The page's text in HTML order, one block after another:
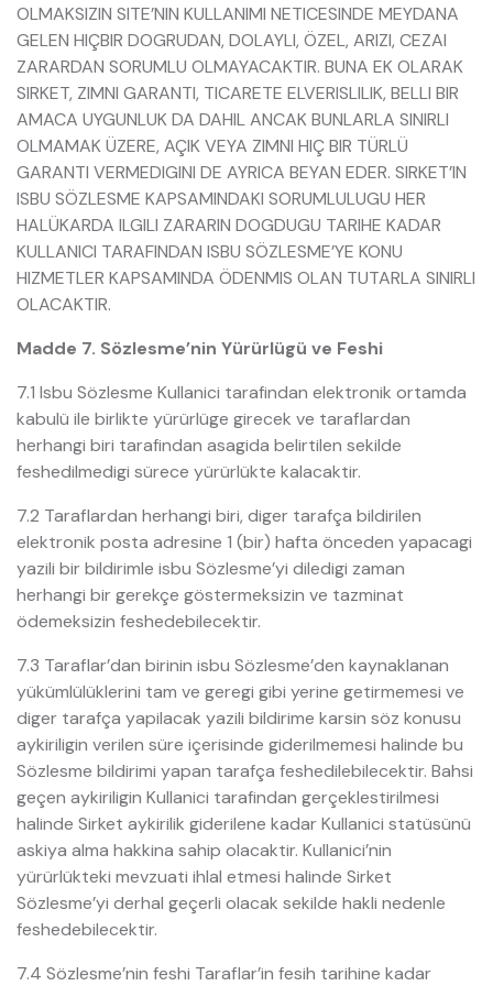
OLMAKSIZIN SITE’NIN KULLANIMI NETICESINDE MEYDANA
GELEN HIÇBIR DOGRUDAN, DOLAYLI, ÖZEL, ARIZI, CEZAI
ZARARDAN SORUMLU OLMAYACAKTIR. BUNA EK OLARAK
SIRKET, ZIMNI GARANTI, TICARETE ELVERISLILIK, BELLI BIR
AMACA UYGUNLUK DA DAHIL ANCAK BUNLARLA SINIRLI
OLMAMAK ÜZERE, AÇIK VEYA ZIMNI HIÇ BIR TÜRLÜ
GARANTI VERMEDIGINI DE AYRICA BEYAN EDER. SIRKET’IN
ISBU SÖZLESME KAPSAMINDAKI SORUMLULUGU HER
HALÜKARDA ILGILI ZARARIN DOGDUGU TARIHE KADAR
KULLANICI TARAFINDAN ISBU SÖZLESME’YE KONU
HIZMETLER KAPSAMINDA ÖDENMIS OLAN TUTARLA SINIRLI
OLACAKTIR.
Madde 7. Sözlesme’nin Yürürlügü ve Feshi
7.1 Isbu Sözlesme Kullanici tarafindan elektronik ortamda
kabulü ile birlikte yürürlüge girecek ve taraflardan
herhangi biri tarafindan asagida belirtilen sekilde
feshedilmedigi sürece yürürlükte kalacaktir.
7.2 Taraflardan herhangi biri, diger tarafça bildirilen
elektronik posta adresine 1 (bir) hafta önceden yapacagi
yazili bir bildirimle isbu Sözlesme’yi diledigi zaman
herhangi bir gerekçe göstermeksizin ve tazminat
ödemeksizin feshedebilecektir.
7.3 Taraflar’dan birinin isbu Sözlesme’den kaynaklanan
yükümlülüklerini tam ve geregi gibi yerine getirmemesi ve
diger tarafça yapilacak yazili bildirime karsin söz konusu
aykiriligin verilen süre içerisinde giderilmemesi halinde bu
Sözlesme bildirimi yapan tarafça feshedilebilecektir. Bahsi
geçen aykiriligin Kullanici tarafindan gerçeklestirilmesi
halinde Sirket aykirilik giderilene kadar Kullanici statüsünü
askiya alma hakkina sahip olacaktir. Kullanici’nin
yürürlükteki mevzuati ihlal etmesi halinde Sirket
Sözlesme’yi derhal geçerli olacak sekilde hakli nedenle
feshedebilecektir.
7.4 Sözlesme’nin feshi Taraflar’in fesih tarihine kadar